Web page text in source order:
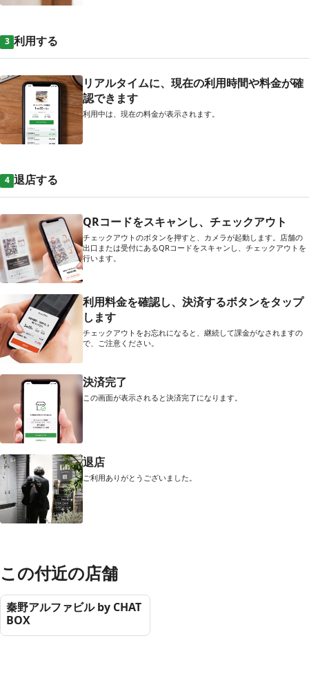
3 利用する
リアルタイムに、現在の利用時間や料金が確
認できます
利用中は、現在の料金が表示されます。
4 退店する
QRコードをスキャンし、チェックアウト
チェックアウトのボタンを押すと、カメラが起動します。店舗の
出口または受付にあるQRコードをスキャンし、チェックアウトを
行います。
利用料金を確認し、決済するボタンをタップ
します
チェックアウトをお忘れになると、継続して課金がなされますの
で、ご注意ください。
決済完了
この画面が表示されると決済完了になります。
退店
ご利用ありがとうございました。
この付近の店舗
秦野アルファビル by CHAT
BOX